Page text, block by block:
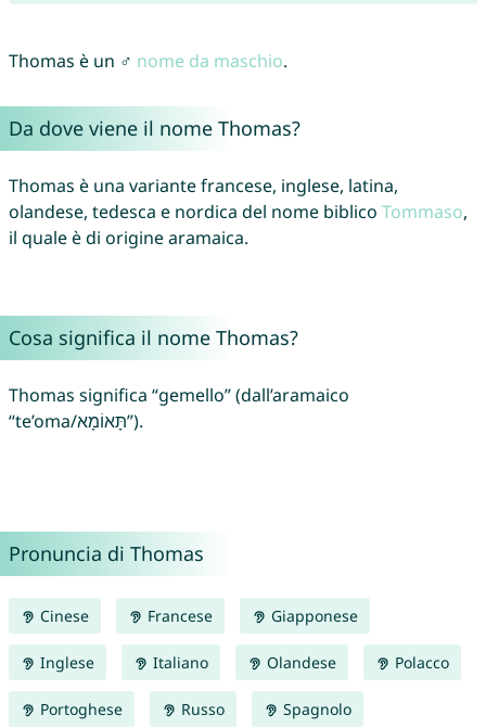
Thomas è un ♂ nome da maschio.
Da dove viene il nome Thomas?
Thomas è una variante francese, inglese, latina,
olandese, tedesca e nordica del nome biblico Tommaso,
il quale è di origine aramaica.
Cosa significa il nome Thomas?
Thomas significa “gemello” (dall’aramaico
“te’oma/תָּאוֹמָא”).
Pronuncia di Thomas
Cinese Francese Giapponese
Inglese Italiano Olandese Polacco
Portoghese Russo Spagnolo